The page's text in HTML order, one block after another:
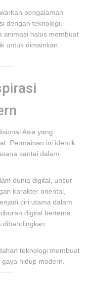
pengalaman
dengan teknologi.
animasi halus membuat
untuk dimainkan
Asia yang
Permainan ini identik
santai dalam
dunia digital, unsur
karakter oriental,
ciri utama dalam
digital bertema
dibandingkan
teknologi membuat
hidup modern.